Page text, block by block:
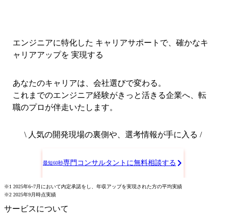
エンジニアに特化した キャリアサポートで、 確かなキ
ャリアアップを 実現する
あなたのキャリアは、会社選びで変わる。
これまでのエンジニア経験がきっと活きる企業へ、転
職のプロが伴走いたします。
\ 人気の開発現場の裏側や、選考情報が手に入る /
最短60秒専門コンサルタントに無料相談する
※1 2025年6~7月において内定承諾をし、年収アップを実現された方の平均実績
※2 2025年9月時点実績
サービスについて